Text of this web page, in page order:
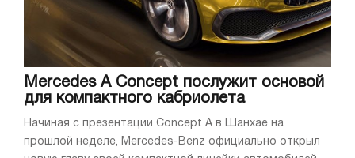
Mercedes A Concept послужит основой
для компактного кабриолета
Начиная с презентации Concept A в Шанхае на
прошлой неделе, Mercedes-Benz официально открыл